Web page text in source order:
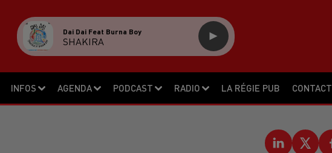
INFOS AGENDA PODCAST RADIO LA RÉGIE PUB CONTACT
Dai Dai Feat Burna Boy
SHAKIRA